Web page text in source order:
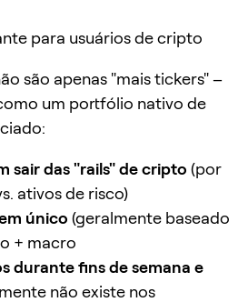
para usuários de cripto
são apenas "mais tickers" –
um portfólio nativo de
sair das "rails" de cripto (por
ativos de risco)
único (geralmente baseado
+ macro
durante fins de semana e
não existe nos